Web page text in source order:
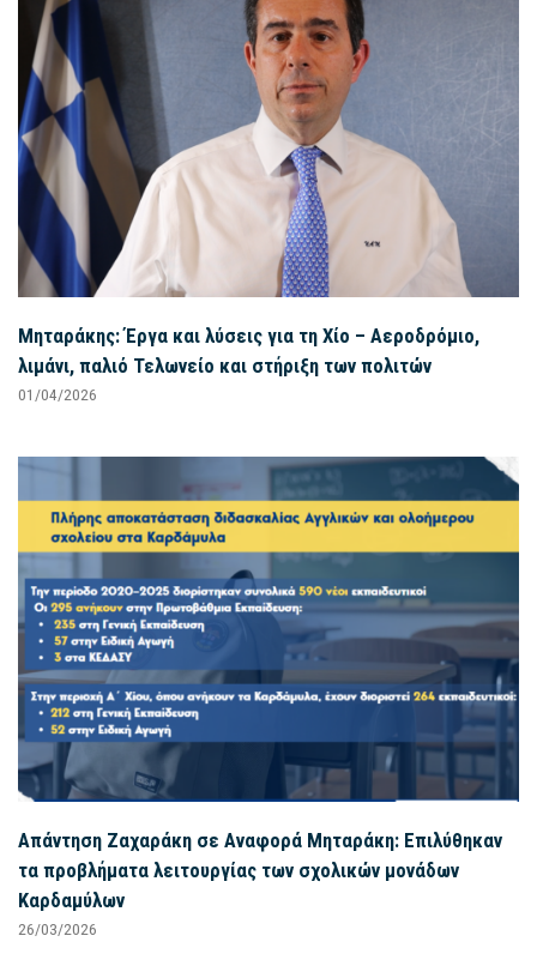
Μηταράκης: Έργα και λύσεις για τη Χίο – Αεροδρόμιο,
λιμάνι, παλιό Τελωνείο και στήριξη των πολιτών
01/04/2026
Απάντηση Ζαχαράκη σε Αναφορά Μηταράκη: Επιλύθηκαν
τα προβλήματα λειτουργίας των σχολικών μονάδων
Καρδαμύλων
26/03/2026